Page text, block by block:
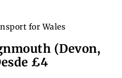
for Wales
(Devon,
£4